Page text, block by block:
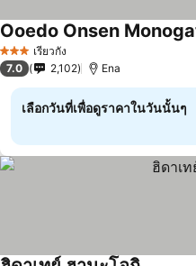
3 ดาว เรียวกัง
Ooedo Onsen
7.0 2,102 Ena
เลือกวันที่เพื่อดูราคาในวันนั้นๆ